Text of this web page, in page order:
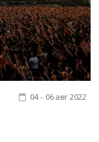
04 - 06 авг 2022